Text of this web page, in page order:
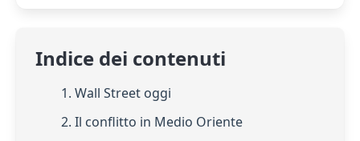
Indice dei contenuti
1. Wall Street oggi
2. Il conflitto in Medio Oriente